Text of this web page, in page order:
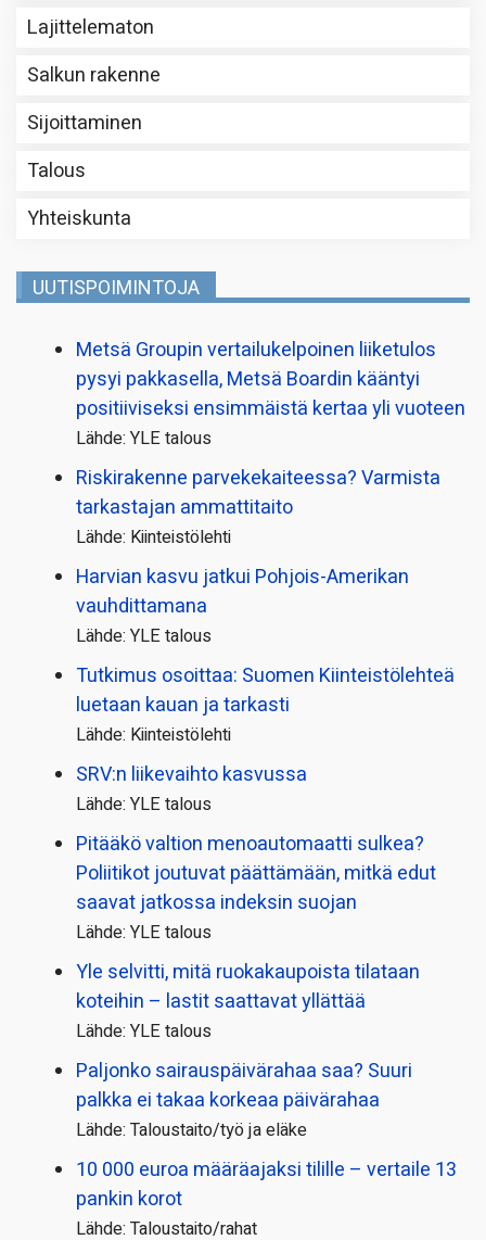
Lajittelematon
Salkun rakenne
Sijoittaminen
Talous
Yhteiskunta
UUTISPOIMINTOJA
Metsä Groupin vertailu­kelpoinen liiketulos
pysyi pakkasella, Metsä Boardin kääntyi
positiiviseksi ensimmäistä kertaa yli vuoteen
Lähde: YLE talous
Riskirakenne parvekekaiteessa? Varmista
tarkastajan ammattitaito
Lähde: Kiinteistölehti
Harvian kasvu jatkui Pohjois-Amerikan
vauhdittamana
Lähde: YLE talous
Tutkimus osoittaa: Suomen Kiinteistölehteä
luetaan kauan ja tarkasti
Lähde: Kiinteistölehti
SRV:n liikevaihto kasvussa
Lähde: YLE talous
Pitääkö valtion menoautomaatti sulkea?
Poliitikot joutuvat päättämään, mitkä edut
saavat jatkossa indeksin suojan
Lähde: YLE talous
Yle selvitti, mitä ruokakaupoista tilataan
koteihin – lastit saattavat yllättää
Lähde: YLE talous
Paljonko sairauspäivä­rahaa saa? Suuri
palkka ei takaa korkeaa päivärahaa
Lähde: Taloustaito/työ ja eläke
10 000 euroa määräajaksi tilille – vertaile 13
pankin korot
Lähde: Taloustaito/rahat